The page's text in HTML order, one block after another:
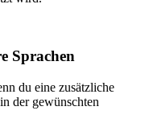
Sprachen
du eine zusätzliche
der gewünschten